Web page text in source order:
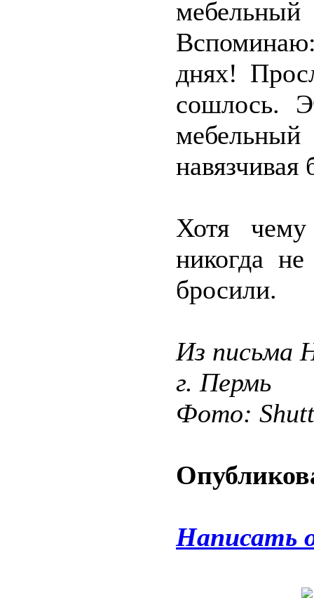
днях!
сошлось.
навязчивая
Хотя
никогда
бросили.
Из письма
г. Пермь
Фото:
Написать